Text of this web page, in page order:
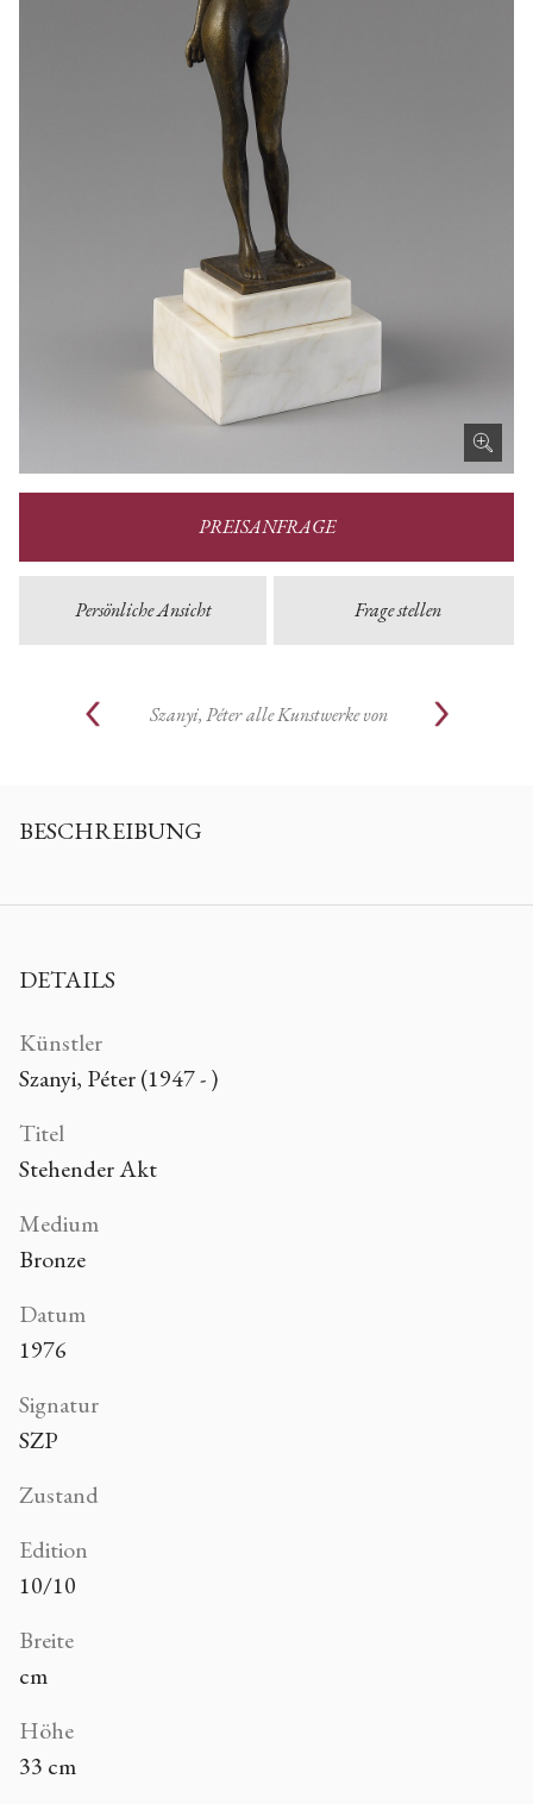
PREISANFRAGE
Persönliche Ansicht Frage stellen
Szanyi, Péteralle Kunstwerke von
BESCHREIBUNG
DETAILS
Künstler
Szanyi, Péter (1947 - )
Titel
Stehender Akt
Medium
Bronze
Datum
1976
Signatur
SZP
Zustand
Edition
10/10
Breite
cm
Höhe
33 cm